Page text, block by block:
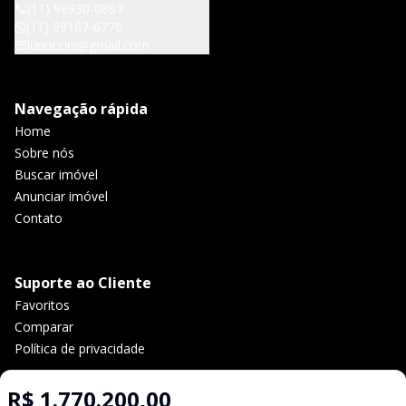
R$ 1.770.200,00
Navegação rápida
Home
Sobre nós
Buscar imóvel
Anunciar imóvel
Contato
Suporte ao Cliente
Favoritos
Comparar
Política de privacidade